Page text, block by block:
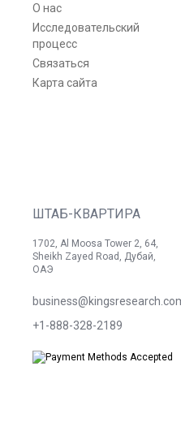
О нас
Исследовательский
процесс
Связаться
Карта сайта
ШТАБ-КВАРТИРА
1702, Al Moosa Tower 2, 64,
Sheikh Zayed Road, Дубай,
ОАЭ
+1-888-328-2189